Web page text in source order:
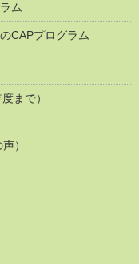
ム
CAPプログラム
まで）
）